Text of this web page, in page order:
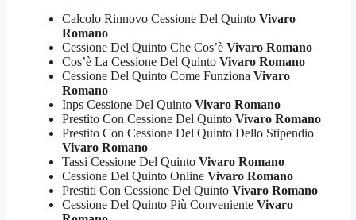
Calcolo Rinnovo Cessione Del Quinto Vivaro
Romano
Cessione Del Quinto Che Cos’è Vivaro Romano
Cos’è La Cessione Del Quinto Vivaro Romano
Cessione Del Quinto Come Funziona Vivaro
Romano
Inps Cessione Del Quinto Vivaro Romano
Prestito Con Cessione Del Quinto Vivaro Romano
Prestito Con Cessione Del Quinto Dello Stipendio
Vivaro Romano
Tassi Cessione Del Quinto Vivaro Romano
Cessione Del Quinto Online Vivaro Romano
Prestiti Con Cessione Del Quinto Vivaro Romano
Cessione Del Quinto Più Conveniente Vivaro